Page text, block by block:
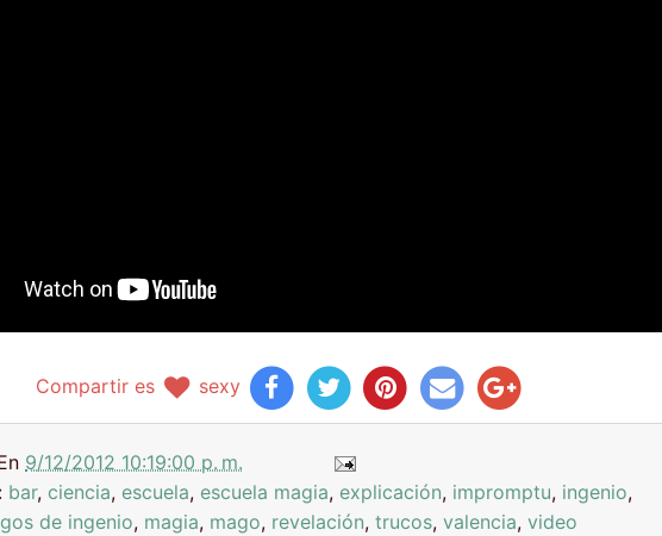
Compartir es sexy
9/12/2012 10:19:00 p. m.
bar, ciencia, escuela, escuela magia, explicación, impromptu, ingenio,
de ingenio, magia, mago, revelación, trucos, valencia, video